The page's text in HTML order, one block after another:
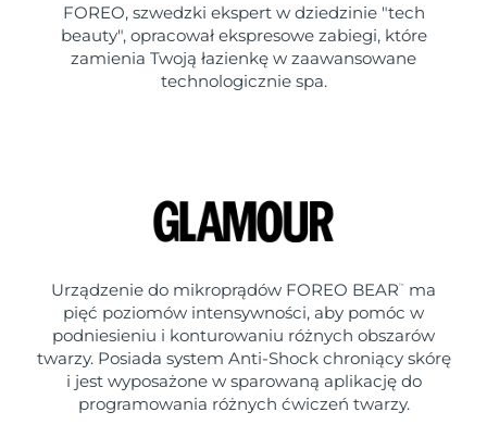
FOREO, szwedzki ekspert w dziedzinie "tech
beauty", opracował ekspresowe zabiegi, które
zamienia Twoją łazienkę w zaawansowane
technologicznie spa.
Urządzenie do mikroprądów FOREO BEAR ™
ma
pięć poziomów intensywności, aby pomóc w
podniesieniu i konturowaniu różnych obszarów
twarzy. Posiada system Anti-Shock chroniący skórę
i jest wyposażone w sparowaną aplikację do
programowania różnych ćwiczeń twarzy.